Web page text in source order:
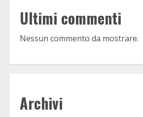
Ultimi commenti
Nessun commento da mostrare.
Archivi